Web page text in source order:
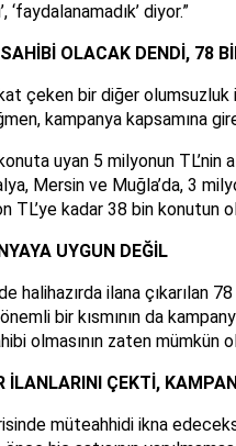
‘faydalanamadık’ diyor.”
OLACAK DENDİ, 78
çeken bir diğer olumsuzluk
kampanya kapsamına
uyan 5 milyonun
Mersin ve Muğla’da, 3
TL’ye kadar 38 bin konutun
UYGUN DEĞİL
halihazırda ilana çıkarılan
bir kısmının da
olmasının zaten mümkün
İLANLARINI ÇEKTİ,
müteahhidi ikna